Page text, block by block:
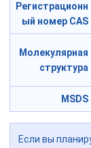
Регистрационн
ый номер CAS
Молекулярная
структура
MSDS
Если вы